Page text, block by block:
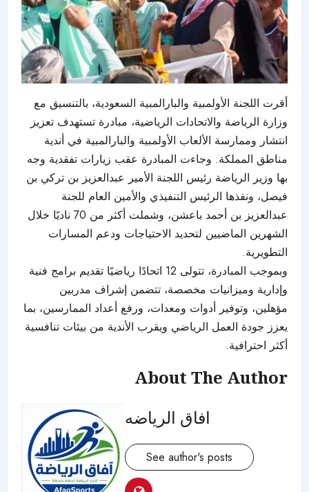
أقرت اللجنة الأولمبية والبارالمبية السعودية، بالتنسيق مع
وزارة الرياضة والاتحادات الرياضية، مبادرة تستهدف تعزيز
انتشار وممارسة الألعاب الأولمبية والبارالمبية في أندية
مناطق المملكة. وجاءت المبادرة عقب زيارات تفقدية وجه
بها وزير الرياضة رئيس اللجنة الأمير عبدالعزيز بن تركي بن
فيصل، ونفذها الرئيس التنفيذي والأمين العام للجنة
عبدالعزيز بن أحمد باعشن، وشملت أكثر من 70 ناديًا خلال
الشهرين الماضيين لتحديد الاحتياجات ودعم المسارات
التطويرية.
وبموجب المبادرة، تتولى 12 اتحادًا رياضيًا تقديم برامج فنية
وإدارية وميزانيات مخصصة، تتضمن إشراف مدربين
مؤهلين، وتوفير أدوات ومعدات، ورفع أعداد الممارسين، بما
يعزز جودة العمل الرياضي ويقرب الأندية من بيئات تنافسية
أكثر احترافية.
About The Author
افاق الرياضه
See author's posts